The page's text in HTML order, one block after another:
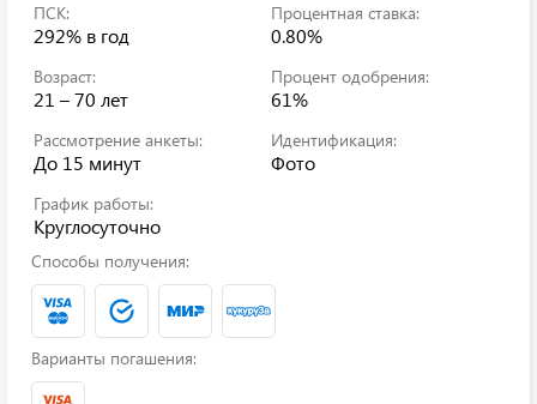
ПСК:
292% в год
Процентная ставка:
0.80%
Возраст:
21 – 70 лет
Процент одобрения:
61%
Рассмотрение анкеты:
До 15 минут
Идентификация:
Фото
График работы:
Круглосуточно
Способы получения:
Варианты погашения: